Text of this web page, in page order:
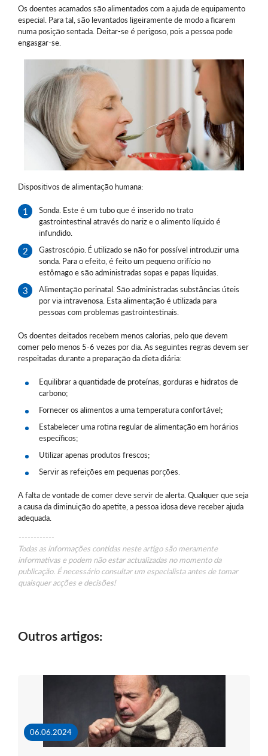
Os doentes acamados são alimentados com a ajuda de equipamento
especial. Para tal, são levantados ligeiramente de modo a ficarem
numa posição sentada. Deitar-se é perigoso, pois a pessoa pode
engasgar-se.
Dispositivos de alimentação humana:
Sonda. Este é um tubo que é inserido no trato
gastrointestinal através do nariz e o alimento líquido é
infundido.
Gastroscópio. É utilizado se não for possível introduzir uma
sonda. Para o efeito, é feito um pequeno orifício no
estômago e são administradas sopas e papas líquidas.
Alimentação perinatal. São administradas substâncias úteis
por via intravenosa. Esta alimentação é utilizada para
pessoas com problemas gastrointestinais.
Os doentes deitados recebem menos calorias, pelo que devem
comer pelo menos 5-6 vezes por dia. As seguintes regras devem ser
respeitadas durante a preparação da dieta diária:
Equilibrar a quantidade de proteínas, gorduras e hidratos de
carbono;
Fornecer os alimentos a uma temperatura confortável;
Estabelecer uma rotina regular de alimentação em horários
específicos;
Utilizar apenas produtos frescos;
Servir as refeições em pequenas porções.
A falta de vontade de comer deve servir de alerta. Qualquer que seja
a causa da diminuição do apetite, a pessoa idosa deve receber ajuda
adequada.
------------
Todas as informações contidas neste artigo são meramente
informativas e podem não estar actualizadas no momento da
publicação. É necessário consultar um especialista antes de tomar
quaisquer acções e decisões!
Outros artigos:
06.06.2024